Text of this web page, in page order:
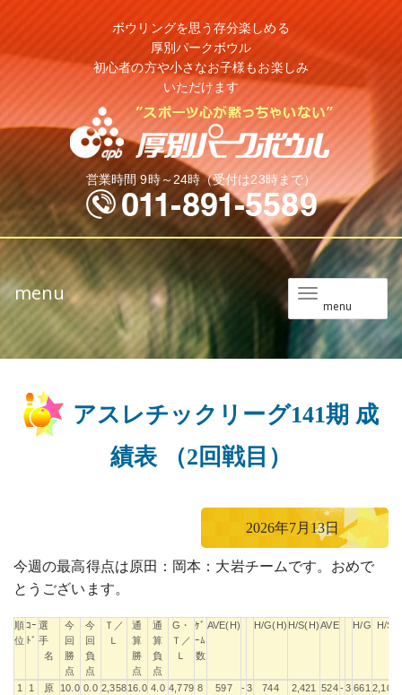
ボウリングを思う存分楽しめる
厚別パークボウル
初心者の方や小さなお子様もお楽しみ
いただけます
営業時間 9時～24時（受付は23時まで）
ニ
ュ
ー
menu
menu
アスレチックリーグ141期 成
績表 （2回戦目）
2026年7月13日
今週の最高得点は原田：岡本：大岩チームです。おめで
とうございます。
順
位
ｺｰ
ﾄﾞ
選
手
名
今
回
勝
点
今
回
負
点
Ｔ／
Ｌ
通
算
勝
点
通
算
負
点
G・
Ｔ／
Ｌ
ｹﾞ
ｰﾑ
数
AVE(H) H/G(H) H/S(H)AVE H/G H/S
順
ｺｰ
選
今
今
Ｔ／
通
通
G・
ｹﾞ
AVE(H) H/G(H) H/S(H) AVE H/G H/S
1 1
原
10.0 0.0 2,35816.0 4.0 4,779 8 597 - 3 744 2,421 524 - 3 661 2,106